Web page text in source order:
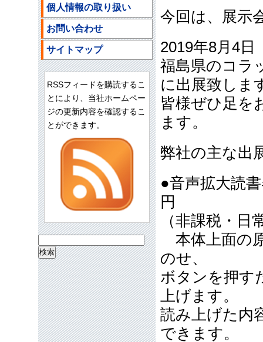
今回は、展示
2019年8月4日
福島県のコラ
に出展致しま
皆様ぜひ足を
ます。
弊社の主な出
●音声拡大読
円
（非課税・日
本体上面の
のせ、
ボタンを押す
上げます。
読み上げた内
できます。
個人情報の取り扱い
お問い合わせ
サイトマップ
RSSフィードを購読するこ
とにより、当社ホームペー
ジの更新内容を確認するこ
とができます。
索: